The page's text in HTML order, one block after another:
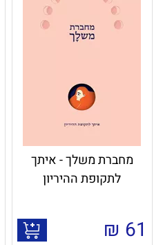
מחברת משלך - איתך
לתקופת ההיריון
61
₪